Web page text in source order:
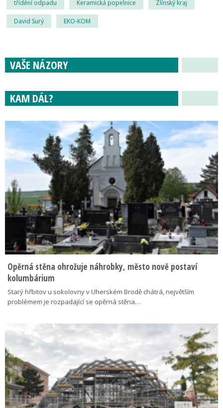
třídění odpadu Keramická popelnice Zlínský kraj
David Surý EKO-KOM
VAŠE NÁZORY
KAM DÁL?
Opěrná stěna ohrožuje náhrobky, město nově postaví
kolumbárium
Starý hřbitov u sokolovny v Uherském Brodě chátrá, největším
problémem je rozpadající se opěrná stěna…